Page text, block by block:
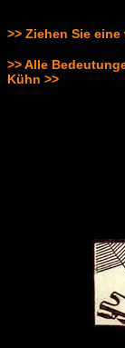
>> Ziehen Sie
>> Alle
Kühn >>